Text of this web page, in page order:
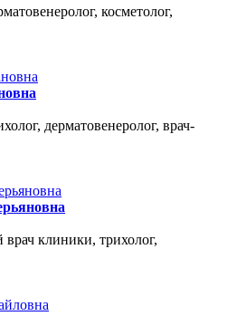
косметолог,
дерматовенеролог, врач-
врач клиники, трихолог,